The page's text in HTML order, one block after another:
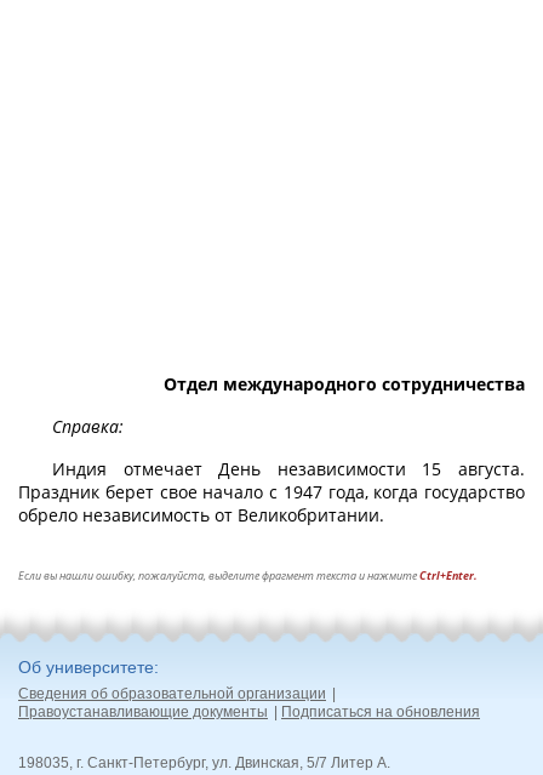
Отдел международного сотрудничества
Справка:
Индия отмечает День независимости 15 августа.
Праздник берет свое начало с 1947 года, когда государство
обрело независимость от Великобритании.
Если вы нашли ошибку, пожалуйста, выделите фрагмент текста и нажмитеCtrl+Enter.
Об университете
Сведения об образовательной организации
Правоустанавливающие документы
Подписаться на обновления
198035, г. Санкт-Петербург, ул. Двинская, 5/7 Литер А.